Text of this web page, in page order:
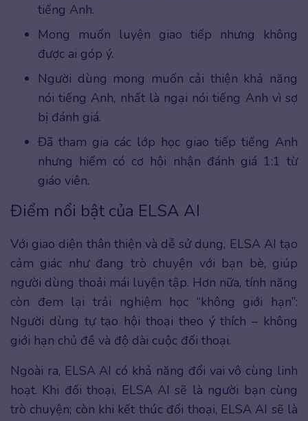
tiếng Anh.
Mong muốn luyện giao tiếp nhưng không
được ai góp ý.
Người dùng mong muốn cải thiện khả năng
nói tiếng Anh, nhất là ngại nói tiếng Anh vì sợ
bị đánh giá.
Đã tham gia các lớp học giao tiếp tiếng Anh
nhưng hiếm có cơ hội nhận đánh giá 1:1 từ
giáo viên.
Điểm nổi bật của ELSA AI
Với giao diện thân thiện và dễ sử dụng, ELSA AI tạo
cảm giác như đang trò chuyện với bạn bè, giúp
người dùng thoải mái luyện tập. Hơn nữa, tính năng
còn đem lại trải nghiệm học “không giới hạn”:
Người dùng tự tạo hội thoại theo ý thích – không
giới hạn chủ đề và độ dài cuộc đối thoại.
Ngoài ra, ELSA AI có khả năng đổi vai vô cùng linh
hoạt. Khi đối thoại, ELSA AI sẽ là người bạn cùng
trò chuyện; còn khi kết thúc đối thoại, ELSA AI sẽ là